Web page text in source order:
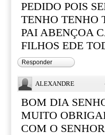
PEDIDO POIS
TENHO TENHO
PAI ABENÇOA
FILHOS EDE
Responder
ALEXANDRE ·
BOM DIA
MUITO
COM O